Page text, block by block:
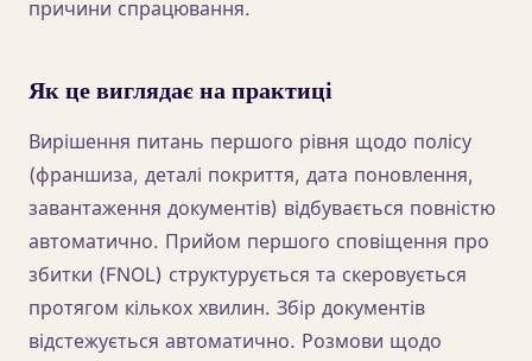
причини спрацювання.
Як це виглядає на практиці
Вирішення питань першого рівня щодо полісу
(франшиза, деталі покриття, дата поновлення,
завантаження документів) відбувається повністю
автоматично. Прийом першого сповіщення про
збитки (FNOL) структурується та скеровується
протягом кількох хвилин. Збір документів
відстежується автоматично. Розмови щодо